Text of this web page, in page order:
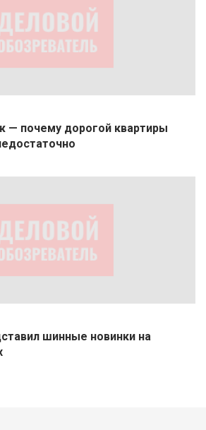
— почему дорогой квартиры
шинные новинки на